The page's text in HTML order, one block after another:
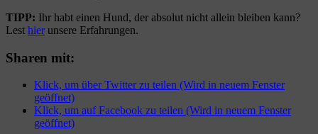
TIPP: Ihr habt einen Hund, der absolut nicht allein bleiben kann?
Lest hierunsere Erfahrungen.
Sharen mit:
Klick, um über Twitter zu teilen (Wird in neuem Fenster
geöffnet)
Klick, um auf Facebook zu teilen (Wird in neuem Fenster
geöffnet)